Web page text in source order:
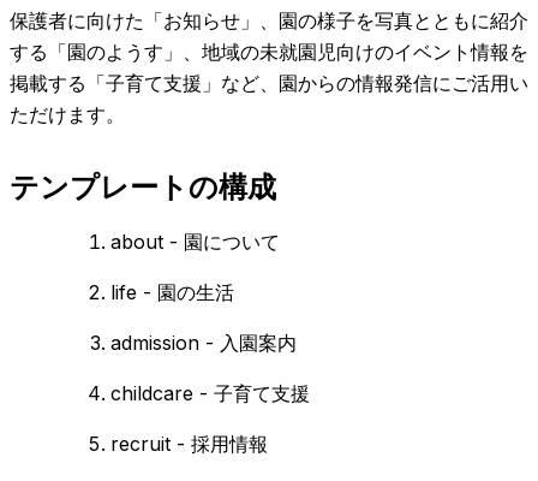
保護者に向けた「お知らせ」、園の様子を写真とともに紹介
する「園のようす」、地域の未就園児向けのイベント情報を
掲載する「子育て支援」など、園からの情報発信にご活用い
ただけます。
テンプレートの構成
about - 園について
life - 園の生活
admission - 入園案内
childcare - 子育て支援
recruit - 採用情報